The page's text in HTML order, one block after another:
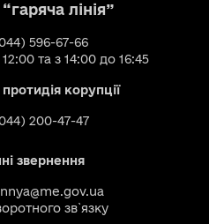
лінія”
596-67-66
та з 14:00 до 16:45
корупції
200-47-47
звернення
зв`язку